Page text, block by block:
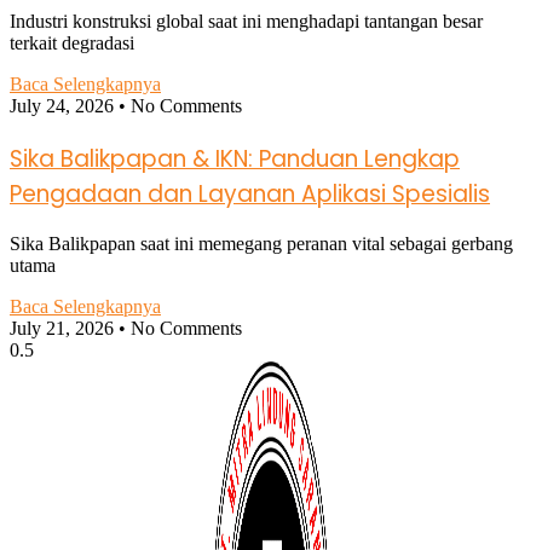
Industri konstruksi global saat ini menghadapi tantangan besar
terkait degradasi
Baca Selengkapnya
July 24, 2026
No Comments
Sika Balikpapan & IKN: Panduan Lengkap
Pengadaan dan Layanan Aplikasi Spesialis
Sika Balikpapan saat ini memegang peranan vital sebagai gerbang
utama
Baca Selengkapnya
July 21, 2026
No Comments